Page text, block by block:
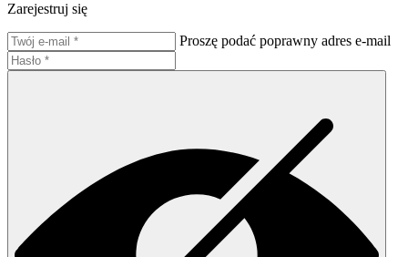
Zarejestruj się
Proszę podać poprawny adres e-mail